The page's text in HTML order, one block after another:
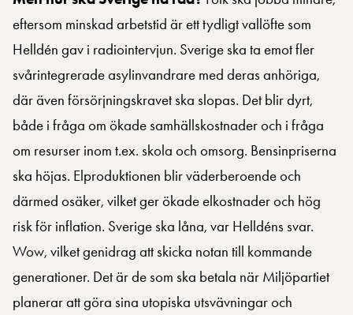
eftersom minskad arbetstid är ett tydligt vallöfte som
Helldén gav i radiointervjun. Sverige ska ta emot fler
svårintegrerade asylinvandrare med deras anhöriga,
där även försörjningskravet ska slopas. Det blir dyrt,
både i fråga om ökade samhällskostnader och i fråga
om resurser inom t.ex. skola och omsorg. Bensinpriserna
ska höjas. Elproduktionen blir väderberoende och
därmed osäker, vilket ger ökade elkostnader och hög
risk för inflation. Sverige ska låna, var Helldéns svar.
Wow, vilket genidrag att skicka notan till kommande
generationer. Det är de som ska betala när Miljöpartiet
planerar att göra sina utopiska utsvävningar och